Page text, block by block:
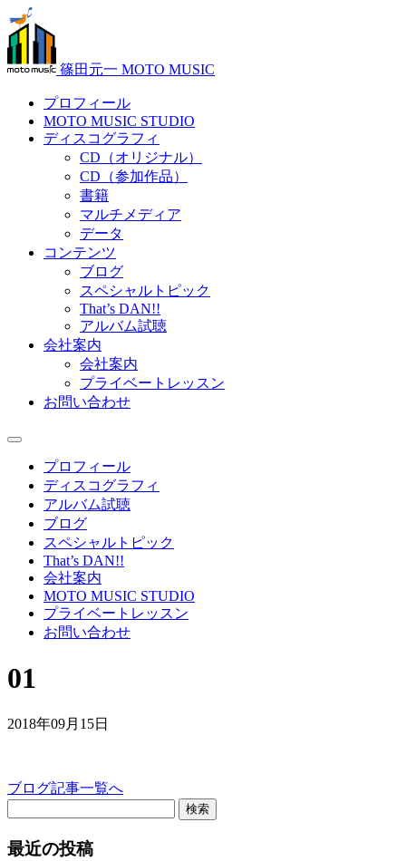
篠田元一 MOTO MUSIC
プロフィール
MOTO MUSIC STUDIO
ディスコグラフィ
CD（オリジナル）
CD（参加作品）
書籍
マルチメディア
データ
コンテンツ
ブログ
スペシャルトピック
That’s DAN!!
アルバム試聴
会社案内
会社案内
プライベートレッスン
お問い合わせ
プロフィール
ディスコグラフィ
アルバム試聴
ブログ
スペシャルトピック
That’s DAN!!
会社案内
MOTO MUSIC STUDIO
プライベートレッスン
お問い合わせ
01
2018年09月15日
ブログ記事一覧へ
検索
最近の投稿